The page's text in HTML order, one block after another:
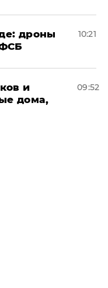
дроны
10:21
и
дома,
09:52